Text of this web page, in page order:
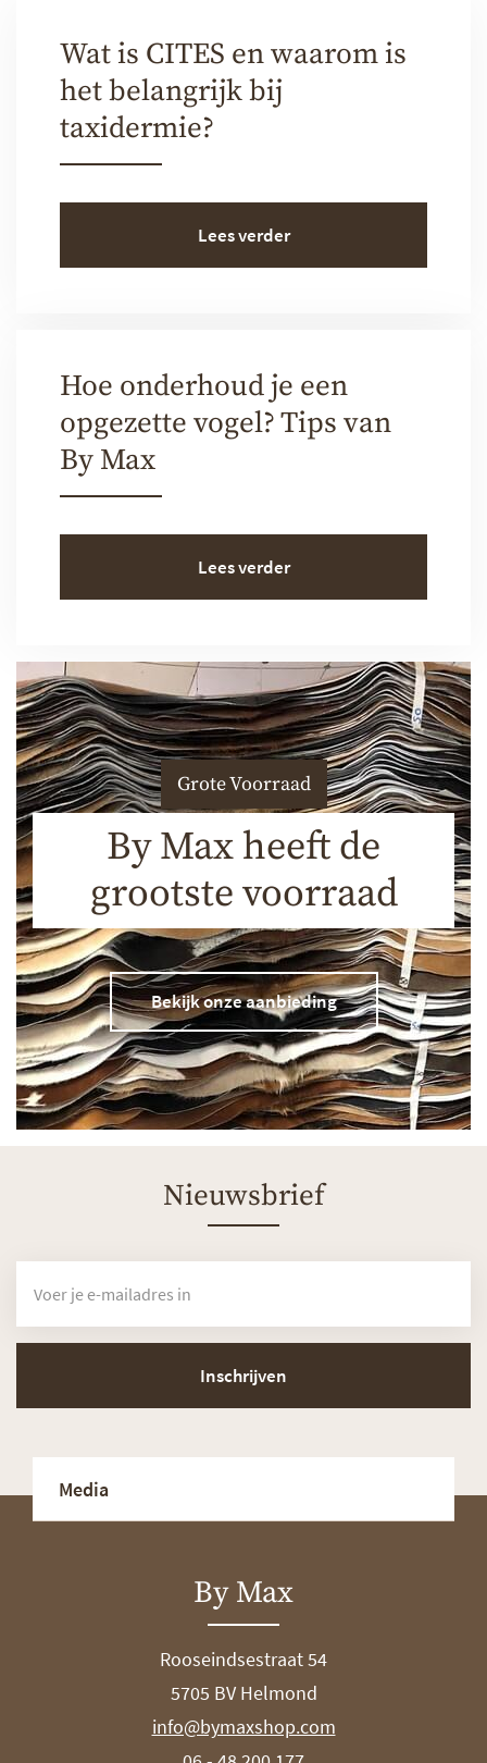
Wat is CITES en waarom is
het belangrijk bij
taxidermie?
Lees verder
Hoe onderhoud je een
opgezette vogel? Tips van
By Max
Lees verder
Grote Voorraad
By Max heeft de
grootste voorraad
Bekijk onze aanbieding
Nieuwsbrief
Inschrijven
Media
By Max
Rooseindsestraat 54
5705 BV Helmond
info@bymaxshop.com